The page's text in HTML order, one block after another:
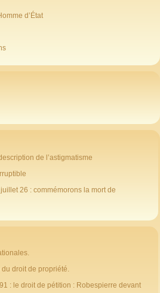
d’État
de l’astigmatisme
26 : commémorons la mort de
droit de propriété.
: le droit de pétition : Robespierre devant